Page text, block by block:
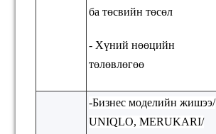
ба төсвийн төсөл
- Хүний нөөцийн
төлөвлөгөө
-Бизнес моделийн жишээ/
UNIQLO, MERUKARI/